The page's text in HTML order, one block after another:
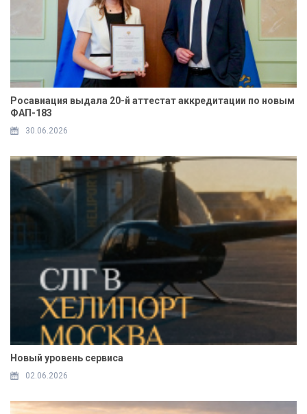
Росавиация выдала 20-й аттестат аккредитации по новым
ФАП-183
30.06.2026
Новый уровень сервиса
02.06.2026